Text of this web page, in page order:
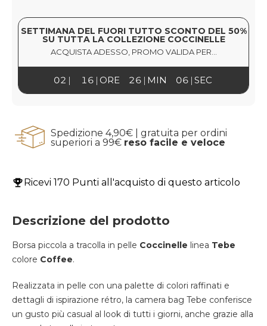
SETTIMANA DEL FUORI TUTTO SCONTO DEL 50%
SU TUTTA LA COLLEZIONE COCCINELLE
ACQUISTA ADESSO, PROMO VALIDA PER...
02 16 26 05
ORE MIN SEC
Spedizione 4,90€ | gratuita per ordini
superiori a 99€ reso facile e veloce
Ricevi 170 Punti all'acquisto di questo articolo
Descrizione del prodotto
Borsa piccola a tracolla in pelle Coccinelle linea Tebe
colore Coffee.
Realizzata in pelle con una palette di colori raffinati e
dettagli di ispirazione rétro, la camera bag Tebe conferisce
un gusto più casual al look di tutti i giorni, anche grazie alla